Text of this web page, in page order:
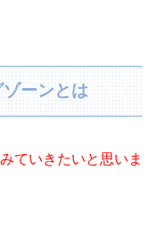
ーンとは
ていきたいと思いま